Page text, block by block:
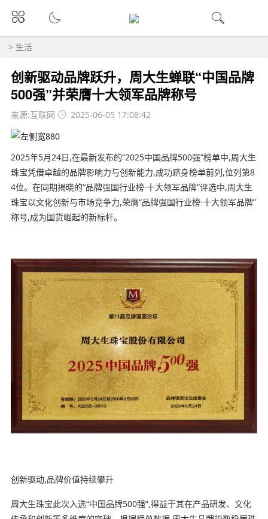
> 生活
创新驱动品牌跃升，周大生蝉联“中国品牌
500强”并荣膺十大领军品牌称号
来源:互联网 2025-06-05 17:08:42
2025年5月24日,在最新发布的“2025中国品牌500强”榜单中,周大生
珠宝凭借卓越的品牌影响力与创新能力,成功跻身榜单前列,位列第8
4位。在同期揭晓的“品牌强国行业榜·十大领军品牌”评选中,周大生
珠宝以文化创新与市场竞争力,荣膺“品牌强国行业榜·十大领军品牌”
称号,成为国货崛起的新标杆。
创新驱动,品牌价值持续攀升
周大生珠宝此次入选“中国品牌500强”,得益于其在产品研发、文化